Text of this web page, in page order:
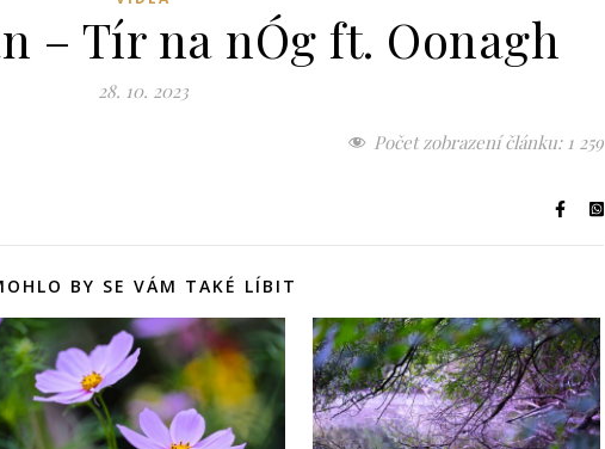
– Tír na nÓg ft. Oonagh
28. 10. 2023
Počet zobrazení článku: 1 259
BY SE VÁM TAKÉ LÍBIT